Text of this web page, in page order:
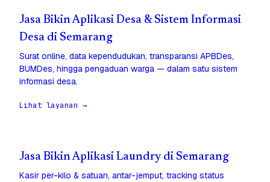
Jasa Bikin Aplikasi Desa & Sistem Informasi
Desa di Semarang
Surat online, data kependudukan, transparansi APBDes,
BUMDes, hingga pengaduan warga — dalam satu sistem
informasi desa.
Lihat layanan →
Jasa Bikin Aplikasi Laundry di Semarang
Kasir per-kilo & satuan, antar-jemput, tracking status